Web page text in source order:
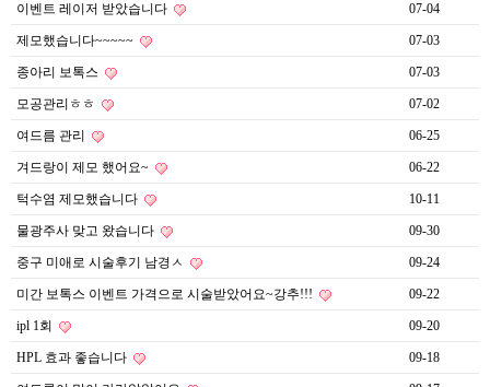
이벤트 레이저 받았습니다 07-04
제모했습니다~~~~~ 07-03
종아리 보톡스 07-03
모공관리ㅎㅎ 07-02
여드름 관리 06-25
겨드랑이 제모 했어요~ 06-22
턱수염 제모했습니다 10-11
물광주사 맞고 왔습니다 09-30
중구 미애로 시술후기 남경ㅅ 09-24
미간 보톡스 이벤트 가격으로 시술받았어요~강추!!! 09-22
ipl 1회 09-20
HPL 효과 좋습니다 09-18